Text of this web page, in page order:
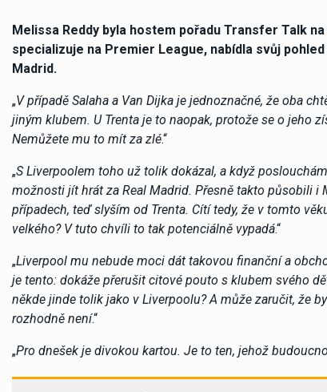
Melissa Reddy byla hostem pořadu Transfer Talk
specializuje na Premier League, nabídla svůj
Madrid.
„V případě Salaha a Van Dijka je jednoznačné, že oba
jiným klubem. U Trenta je to naopak, protože se o jeho
Nemůžete mu to mít za zlé.“
„S Liverpoolem toho už tolik dokázal, a když
možnosti jít hrát za Real Madrid. Přesně takto působili i
případech, teď slyším od Trenta. Cítí tedy, že v tomto
velkého? V tuto chvíli to tak potenciálně vypadá.“
„Liverpool mu nebude moci dát takovou finanční a
je tento: dokáže přerušit citové pouto s klubem svého
někde jinde tolik jako v Liverpoolu? A může zaručit, že
rozhodně není.“
„Pro dnešek je divokou kartou. Je to ten, jehož